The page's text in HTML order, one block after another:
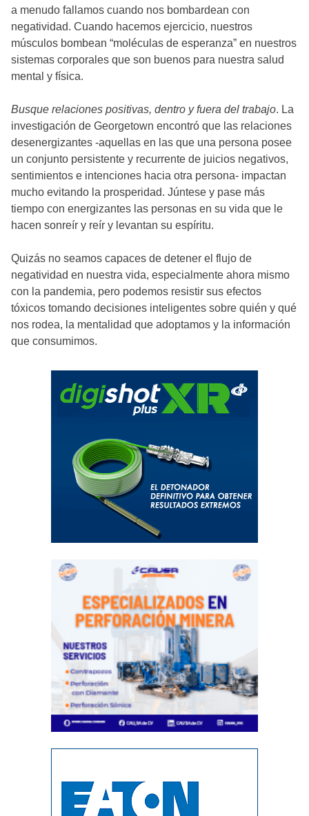
a menudo fallamos cuando nos bombardean con
negatividad. Cuando hacemos ejercicio, nuestros
músculos bombean “moléculas de esperanza” en nuestros
sistemas corporales que son buenos para nuestra salud
mental y física.
Busque relaciones positivas, dentro y fuera del trabajo. La
investigación de Georgetown encontró que las relaciones
desenergizantes -aquellas en las que una persona posee
un conjunto persistente y recurrente de juicios negativos,
sentimientos e intenciones hacia otra persona- impactan
mucho evitando la prosperidad. Júntese y pase más
tiempo con energizantes las personas en su vida que le
hacen sonreír y reír y levantan su espíritu.
Quizás no seamos capaces de detener el flujo de
negatividad en nuestra vida, especialmente ahora mismo
con la pandemia, pero podemos resistir sus efectos
tóxicos tomando decisiones inteligentes sobre quién y qué
nos rodea, la mentalidad que adoptamos y la información
que consumimos.